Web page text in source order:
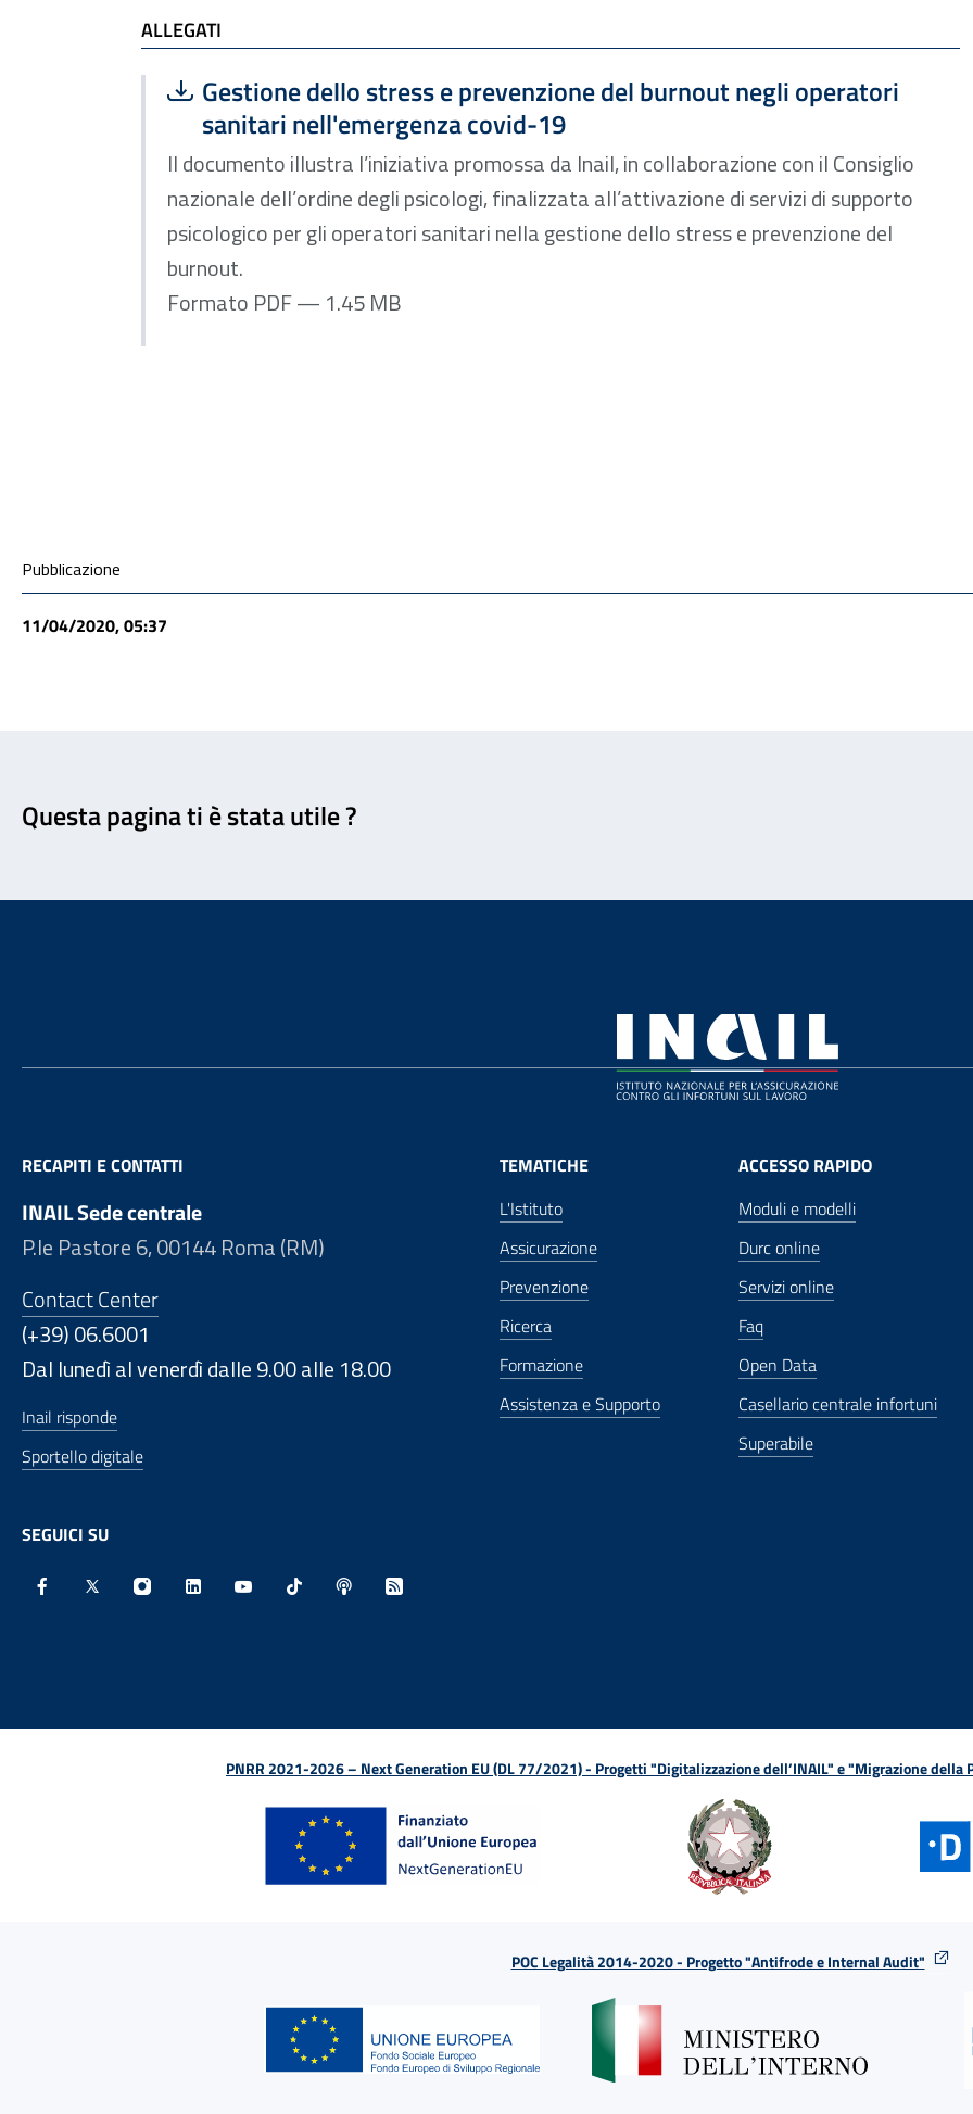
ALLEGATI
Scarica file:
Gestione dello stress e prevenzione del burnout negli operatori
sanitari nell'emergenza covid-19
Formato PDF — Dimensione 1.45 MB
Il documento illustra l’iniziativa promossa da Inail, in collaborazione con il Consiglio
nazionale dell’ordine degli psicologi, finalizzata all’attivazione di servizi di supporto
psicologico per gli operatori sanitari nella gestione dello stress e prevenzione del
burnout.
Formato PDF — 1.45 MB
Condivisione social
Pubblicazione
11/04/2020, 05:37
Questa pagina ti è stata utile ?
RECAPITI E CONTATTI
INAIL Sede centrale
P.le Pastore 6, 00144 Roma (RM)
Contact Center
(+39) 06.6001
Dal lunedì al venerdì dalle 9.00 alle 18.00
Inail risponde
Sportello digitale
SEGUICI SU
TEMATICHE
L'Istituto
Assicurazione
Prevenzione
Ricerca
Formazione
Assistenza e Supporto
ACCESSO RAPIDO
Moduli e modelli
Durc online
Servizi online
Faq
Open Data
Casellario centrale infortuni
Superabile
PNRR 2021-2026 – Next Generation EU (DL 77/2021) - Progetti "Digitalizzazione dell’INAIL" e "Migrazione della
POC Legalità 2014-2020 - Progetto "Antifrode e Internal Audit"